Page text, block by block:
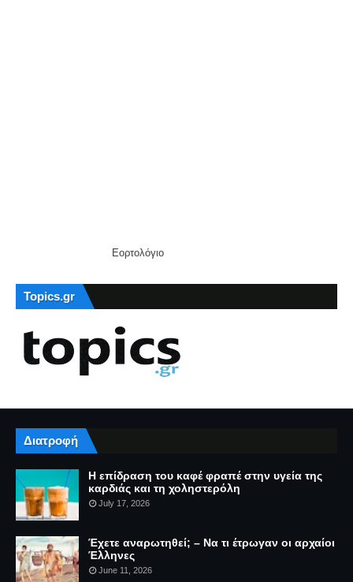
Εορτολόγιο
Topics.gr
Διατροφή
Η επίδραση του καφέ φραπέ στην υγεία της
καρδιάς και τη χοληστερόλη
July 17, 2026
Έχετε αναρωτηθεί; – Να τι έτρωγαν οι αρχαίοι
Έλληνες
June 11, 2026